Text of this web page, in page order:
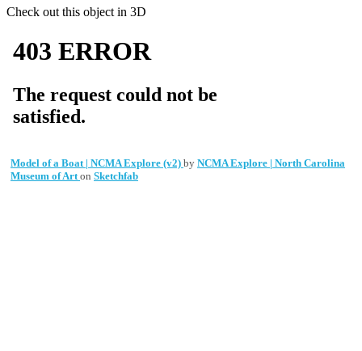
Check out this object in 3D
Model of a Boat | NCMA Explore (v2) by NCMA Explore | North Carolina
Museum of Arton Sketchfab